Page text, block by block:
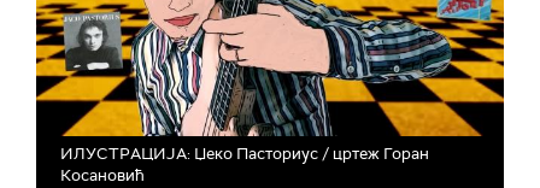
ИЛУСТРАЦИЈА: Џеко Пасториус / цртеж Горан
Косановић